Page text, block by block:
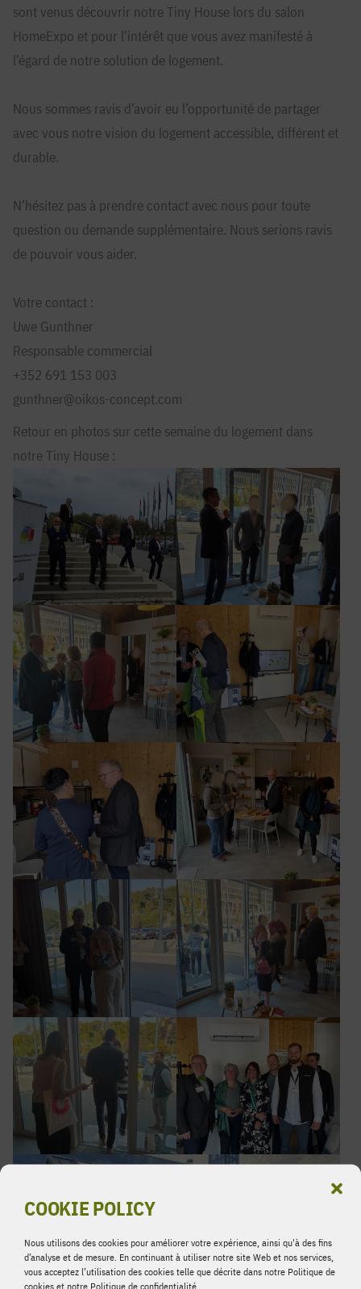
COOKIE POLICY
Nous utilisons des cookies pour améliorer votre expérience, ainsi qu'à des fins
d’analyse et de mesure. En continuant à utiliser notre site Web et nos services,
vous acceptez l’utilisation des cookies telle que décrite dans notre Politique de
cookies et notre Politique de confidentialité.
sont venus découvrir notre Tiny House lors du salon
HomeExpo et pour l’intérêt que vous avez manifesté à
l’égard de notre solution de logement.
Nous sommes ravis d’avoir eu l’opportunité de partager
avec vous notre vision du logement accessible, différent et
durable.
N’hésitez pas à prendre contact avec nous pour toute
question ou demande supplémentaire. Nous serions ravis
de pouvoir vous aider.
Votre contact :
Uwe Gunthner
Responsable commercial
+352 691 153 003
gunthner@oikos-concept.com
Retour en photos sur cette semaine du logement dans
notre Tiny House :